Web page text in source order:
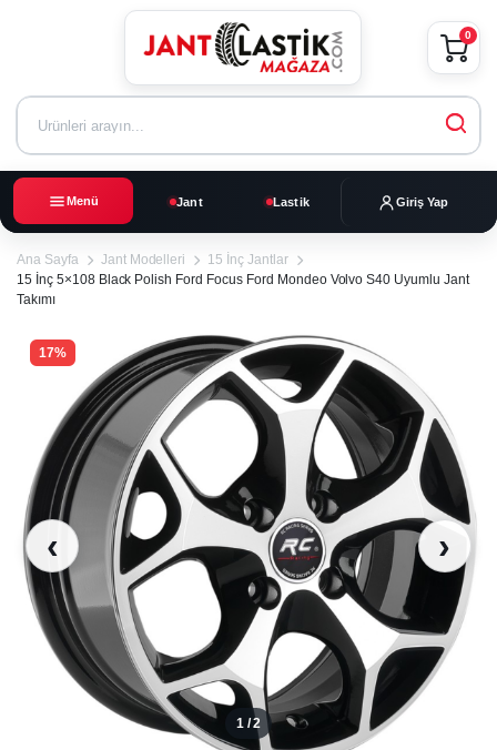
Menü Jant Lastik Giriş Yap
0
Ana Sayfa Jant Modelleri
15 İnç Jantlar
15 İnç 5×108 Black Polish Ford Focus Ford Mondeo Volvo S40 Uyumlu Jant
Takımı
17%
‹
1 / 2
›